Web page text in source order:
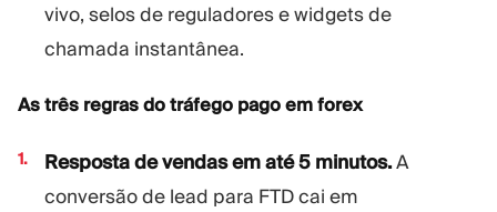
vivo, selos de reguladores e widgets de
chamada instantânea.
As três regras do tráfego pago em forex
Resposta de vendas em até 5 minutos.A
conversão de lead para FTD cai em